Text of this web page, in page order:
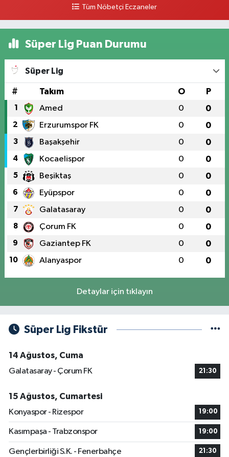
Tüm Nöbetçi Eczaneler
Süper Lig Puan Durumu
Süper Lig
# Takım O P
1 Amed 0 0
2 Erzurumspor FK 0 0
3 Başakşehir 0 0
4 Kocaelispor 0 0
5 Beşiktaş 0 0
6 Eyüpspor 0 0
7 Galatasaray 0 0
8 Çorum FK 0 0
9 Gaziantep FK 0 0
10 Alanyaspor 0 0
Detaylar için tıklayın
Süper Lig Fikstür
14 Ağustos, Cuma
Galatasaray - Çorum FK
21:30
15 Ağustos, Cumartesi
Konyaspor - Rizespor
19:00
Kasımpaşa - Trabzonspor 19:00
Gençlerbirliği S.K. - Fenerbahçe 21:30